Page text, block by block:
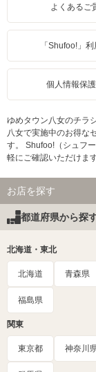
よくあるご
「Shufoo!」
個人情報保
ゆめタウン八女のチラ
八女で実施中のお得な
す。 Shufoo!（シュフ
軽にご確認いただけま
お店を探す
都道府県から探
北海道・東北
北海道 青森県
福島県
関東
東京都 神奈川